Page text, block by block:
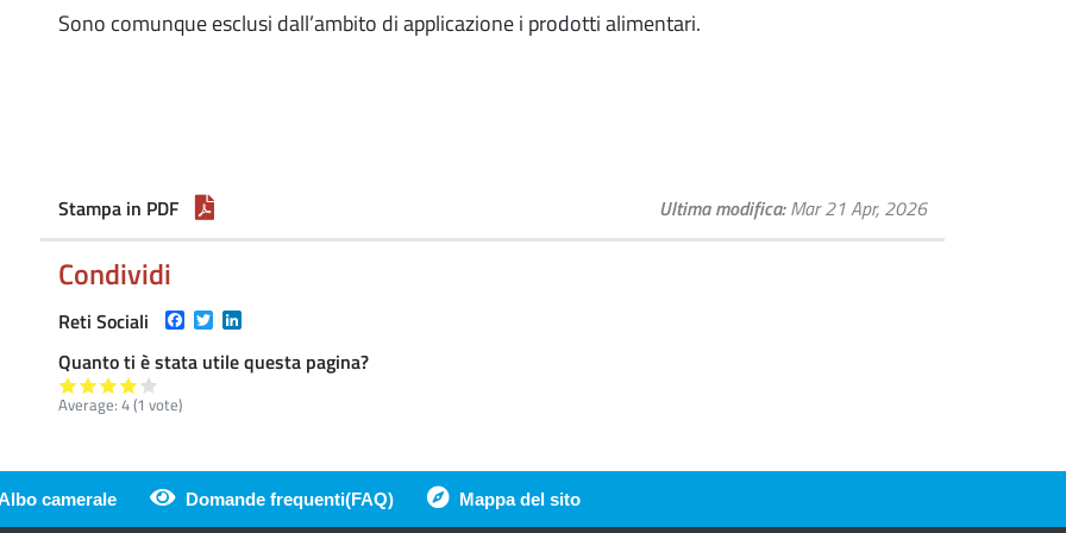
Sono comunque esclusi dall’ambito di applicazione i prodotti alimentari.
Stampa in PDF Ultima modifica Mar 21 Apr, 2026
Condividi
Reti Sociali Facebook
Twitter
Quanto ti è stata utile questa pagina?
Average: 4(1 vote)
pagina
camerale Domande frequenti(FAQ) Mappa del sito